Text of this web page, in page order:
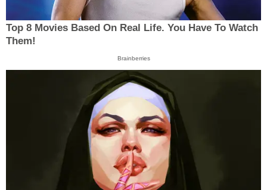
Top 8 Movies Based On Real Life. You Have To Watch
Them!
Brainberries